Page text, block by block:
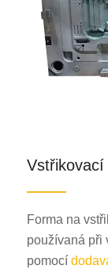
Forma na
používaná při
pomocí